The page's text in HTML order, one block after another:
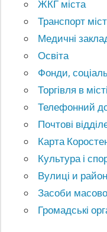
ЖКГ міста
Транспорт
Медичні
Освіта
Фонди,
Торгівля в місті
Телефонний
Почтові
Карта
Культура і
Вулиці и
Засоби
Громадські